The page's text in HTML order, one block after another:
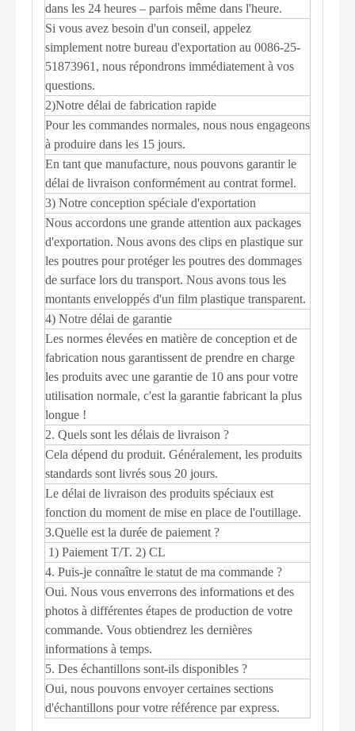
dans les 24 heures – parfois même dans l'heure.
Si vous avez besoin d'un conseil, appelez
simplement notre bureau d'exportation au 0086-25-
51873961, nous répondrons immédiatement à vos
questions.
2)Notre délai de fabrication rapide
Pour les commandes normales, nous nous engageons
à produire dans les 15 jours.
En tant que manufacture, nous pouvons garantir le
délai de livraison conformément au contrat formel.
3) Notre conception spéciale d'exportation
Nous accordons une grande attention aux packages
d'exportation. Nous avons des clips en plastique sur
les poutres pour protéger les poutres des dommages
de surface lors du transport. Nous avons tous les
montants enveloppés d'un film plastique transparent.
4) Notre délai de garantie
Les normes élevées en matière de conception et de
fabrication nous garantissent de prendre en charge
les produits avec une garantie de 10 ans pour votre
utilisation normale, c'est la garantie fabricant la plus
longue !
2. Quels sont les délais de livraison ?
Cela dépend du produit. Généralement, les produits
standards sont livrés sous 20 jours.
Le délai de livraison des produits spéciaux est
fonction du moment de mise en place de l'outillage.
3.Quelle est la durée de paiement ?
1) Paiement T/T. 2) CL
4. Puis-je connaître le statut de ma commande ?
Oui. Nous vous enverrons des informations et des
photos à différentes étapes de production de votre
commande. Vous obtiendrez les dernières
informations à temps.
5. Des échantillons sont-ils disponibles ?
Oui, nous pouvons envoyer certaines sections
d'échantillons pour votre référence par express.